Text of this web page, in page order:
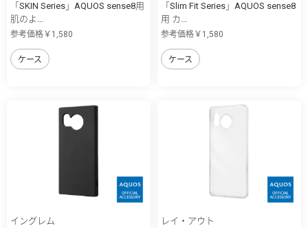
「SKIN Series」AQUOS sense8用
肌のよ...
参考価格￥1,580
ケース
「Slim Fit Series」AQUOS sense8
用 カ...
参考価格￥1,580
ケース
イングレム
レイ・アウト